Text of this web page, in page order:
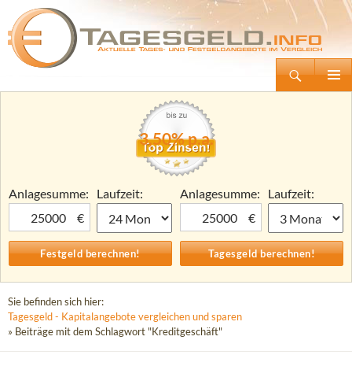
Tagesgeld.info – Tagesgeldkonten vergleichen und Tagesgeld-Zinsen berechnen
Zum
3,50% p.a.
Anlagesumme:
€
Laufzeit:
Anlagesumme:
€
Laufzeit:
Sie befinden sich hier:
Tagesgeld - Kapitalangebote vergleichen und sparen
» Beiträge mit dem Schlagwort "Kreditgeschäft"